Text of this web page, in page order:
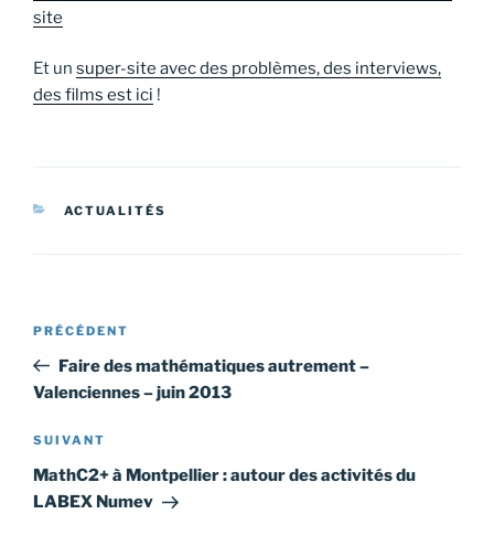
site
Et un super-site avec des problèmes, des interviews,
des films est ici !
CATÉGORIES
ACTUALITÉS
Navigation
l’article
Article
précédent
PRÉCÉDENT
Faire des mathématiques autrement –
Valenciennes – juin 2013
Article
suivant
SUIVANT
MathC2+ à Montpellier : autour des activités du
LABEX Numev